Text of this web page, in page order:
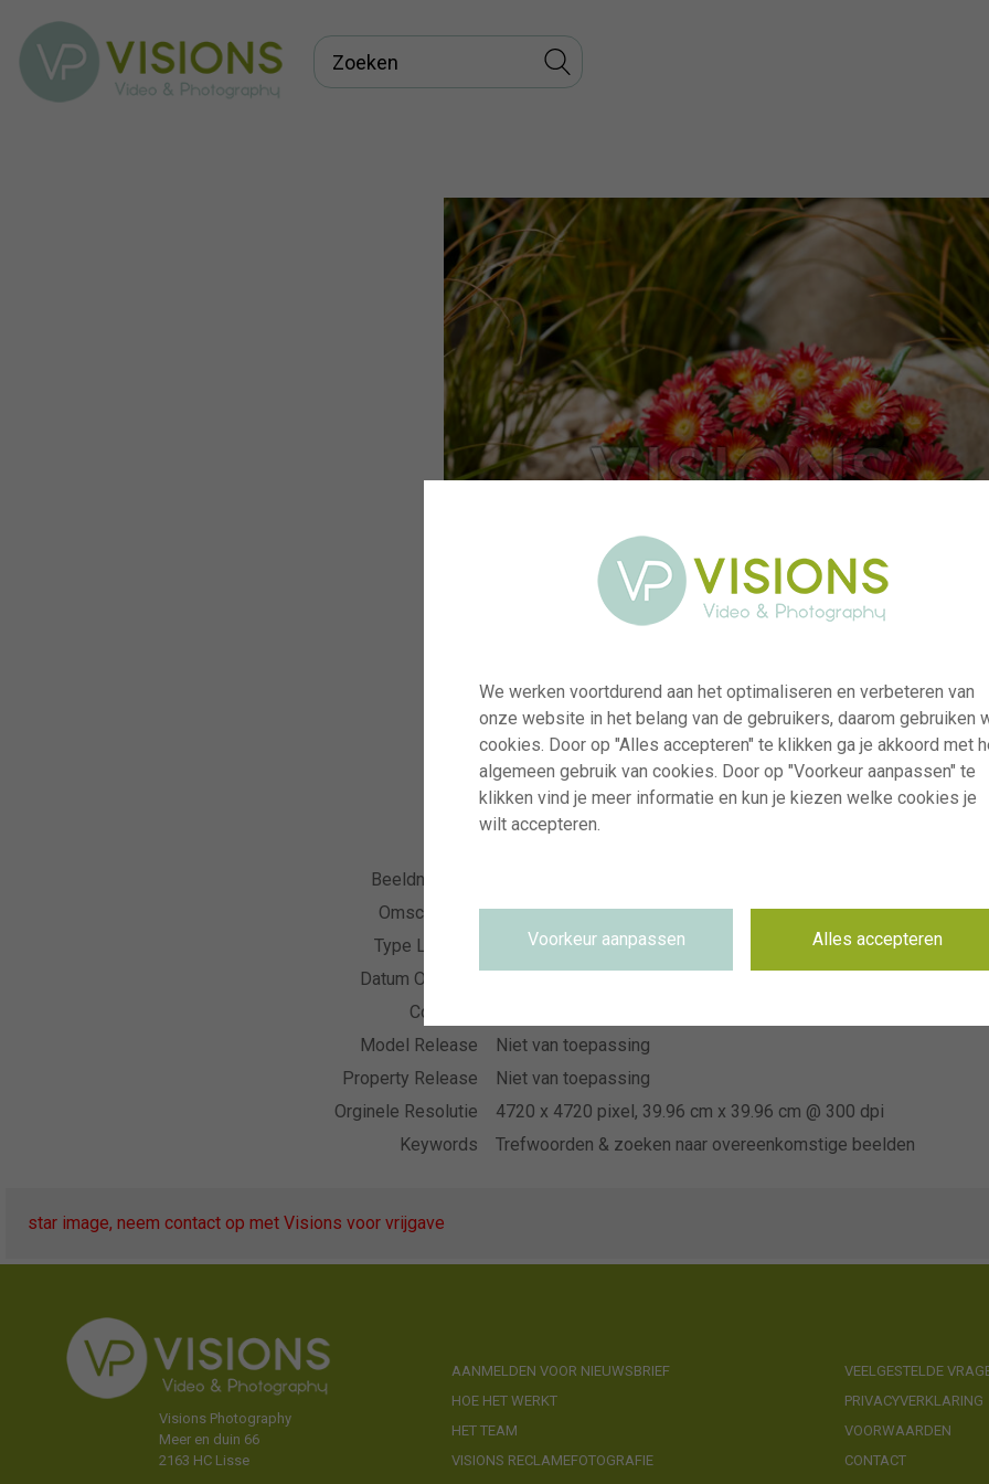
Beeldnummer
Omschrijving
Delosperma Next Level Red
Type Licentie
Datum Opname
Collectie
Model Release
Niet van toepassing
Property Release
Niet van toepassing
Orginele Resolutie
4720 x 4720 pixel, 39.96 cm x 39.96 cm @ 300 dpi
Keywords
Trefwoorden & zoeken naar overeenkomstige beelden
star image, neem contact op met Visions voor vrijgave
Visions Photography
Meer en duin 66
2163 HC Lisse
AANMELDEN VOOR NIEUWSBRIEF
HOE HET WERKT
HET TEAM
VISIONS RECLAMEFOTOGRAFIE
VEELGESTELDE
PRIVACYVERKLARING
VOORWAARDEN
CONTACT
We werken voortdurend aan het optimaliseren en verbeteren van
onze website in het belang van de gebruikers, daarom gebruiken
cookies. Door op "Alles accepteren" te klikken ga je akkoord met
algemeen gebruik van cookies. Door op "Voorkeur aanpassen" te
klikken vind je meer informatie en kun je kiezen welke cookies je
wilt accepteren.
Voorkeur aanpassen Alles accepteren